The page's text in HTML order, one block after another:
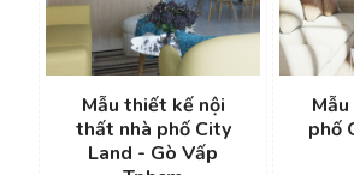
Mẫu thiết kế nội
thất nhà phố City
Land - Gò Vấp
phố